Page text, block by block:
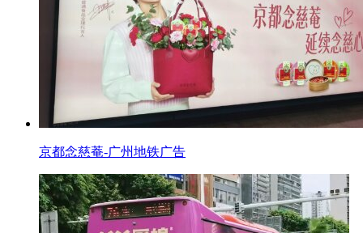
京都念慈菴-广州地铁广告